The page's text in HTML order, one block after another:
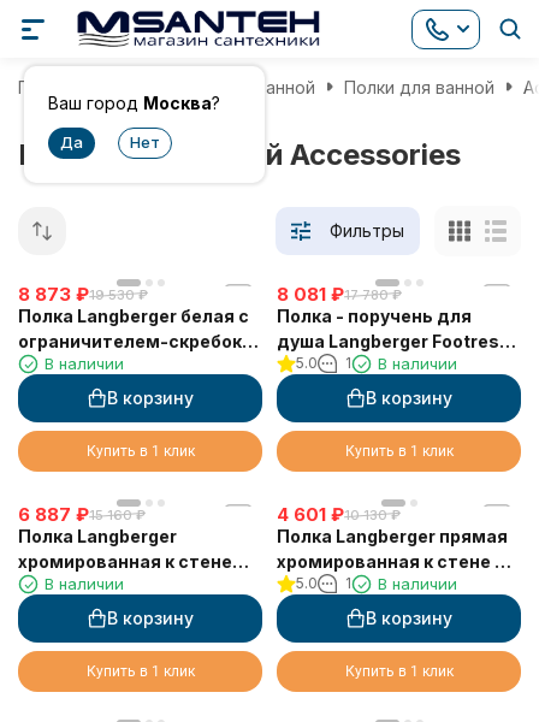
Ваш город Москва?
Главная Аксессуары для ванной Полки для ванной
Полки для ванной Accessories
Фильтры
8 873 ₽19 530 ₽
Полка Langberger белая с
ограничителем-скребок
73351-WH
В наличии
В корзину
Купить в 1 клик
8 081 ₽17 780 ₽
Полка - поручень для
душа Langberger Footrest
72155
5.0 1 В наличии
В корзину
Купить в 1 клик
6 887 ₽15 160 ₽
Полка Langberger
хромированная к стене
одноэтажная 72560
В наличии
В корзину
Купить в 1 клик
4 601 ₽10 130 ₽
Полка Langberger прямая
хромированная к стене с
двумя крючками
одноэтажная 10860M
5.0 1 В наличии
В корзину
Купить в 1 клик